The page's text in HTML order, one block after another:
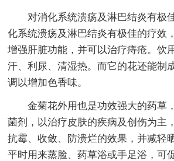
对消化系统溃疡及淋巴结炎有极
化系统溃疡及淋巴结炎有极佳的疗效
增强肝脏功能，并可以治疗痔疮。饮
汗、利尿、清湿热。而它的花还能制
调以增加色香味。
金菊花外用也是功效强大的药草
菌剂，以治疗皮肤的疾病及创伤为主
抗霉、收敛、防溃烂的效果，并减轻
平时用来蒸脸、药草浴或手足浴，可